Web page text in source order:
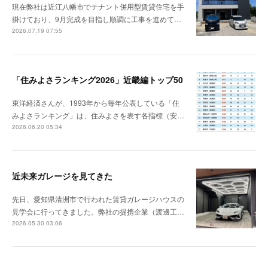
現在弊社は近江八幡市でテナント併用型賃貸住宅を手
掛けており、9月完成を目指し順調に工事を進めて…
2026.07.19 07:55
「住みよさランキング2026」近畿編トップ50
東洋経済さんが、1993年から毎年公表している「住
みよさランキング」は、住みよさを表す各指標（安…
2026.06.20 05:34
近未来ガレージを見てきた
先日、愛知県清洲市で行われた賃貸ガレージハウスの
見学会に行ってきました。弊社の提携企業（渡邊工…
2026.05.30 03:06